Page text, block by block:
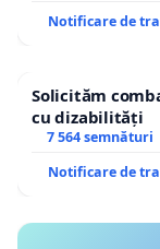
Notificare de
Solicităm
cu dizabilități
7 564 semnături
Notificare de